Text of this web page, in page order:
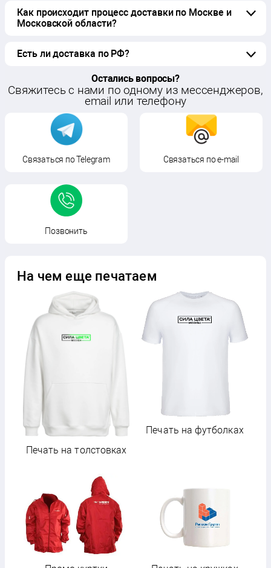
Как происходит процесс доставки по Москве и
Московской области?
Есть ли доставка по РФ?
Остались вопросы?
Cвяжитесь с нами по одному из мессенджеров,
email или телефону
Связаться по Telegram Связаться по e-mail
Позвонить
На чем еще печатаем
Печать на толстовках
Печать на футболках